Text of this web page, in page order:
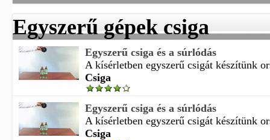
Egyszerű gépek csiga
Egyszerű csiga és a súrlódás
A kísérletben egyszerű csigát készítünk
Csiga
Egyszerű csiga és a súrlódás
A kísérletben egyszerű csigát készítünk
Csiga